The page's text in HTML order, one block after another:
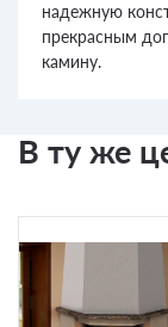
надежную
прекрасным
камину.
В ту же